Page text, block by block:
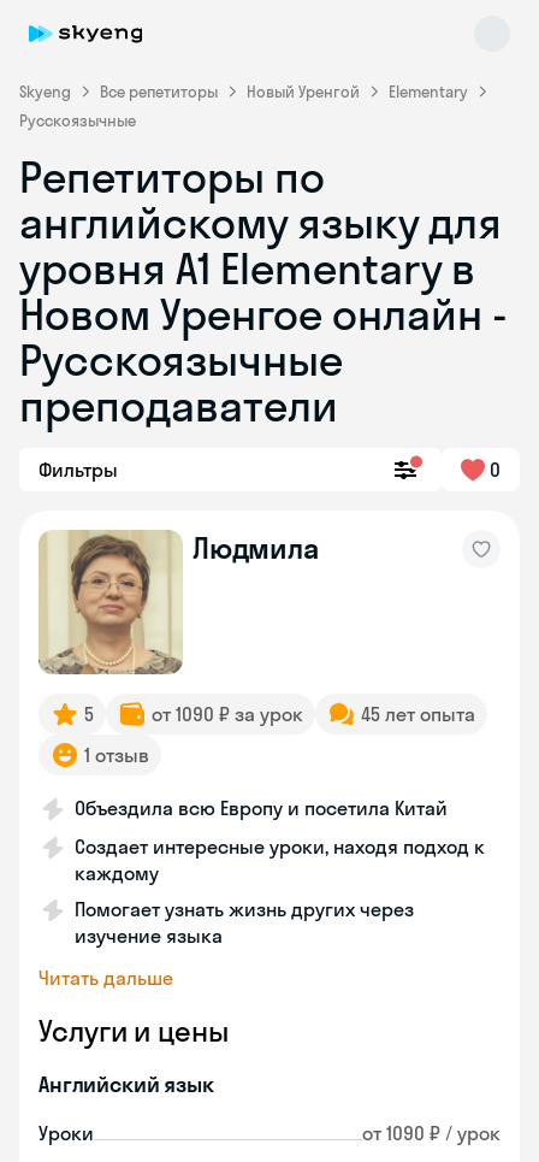
Skyeng Все репетиторы Новый Уренгой
Elementary
Русскоязычные
Репетиторы по
английскому языку для
уровня A1 Elementary в
Новом Уренгое онлайн -
Русскоязычные
преподаватели
Фильтры 0
Людмила
5 от 1090 ₽ за урок
45 лет опыта
1 отзыв
Объездила всю Европу и посетила Китай
Создает интересные уроки, находя подход к
каждому
Помогает узнать жизнь других через
изучение языка
Читать дальше
Услуги и цены
Английский язык
Уроки от 1090 ₽ / урок
Skyeng Chat